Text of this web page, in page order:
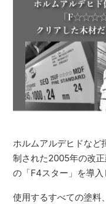
ホルムアルデヒドなど
制された2005年の改
の「F4スター」を導入
使用するすべての塗料